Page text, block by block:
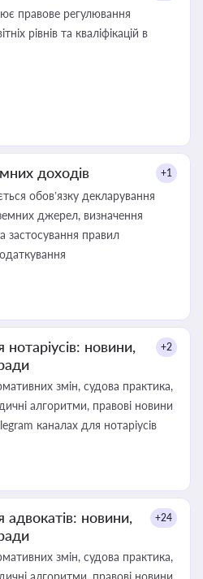
правове регулювання
рівнів та кваліфікацій в
доходів +1
обов’язку декларування
джерел, визначення
застосування правил
новини,
+2
змін, судова практика,
алгоритми, правові новини
каналах для нотаріусів
новини,
+24
змін, судова практика,
алгоритми, правові новини